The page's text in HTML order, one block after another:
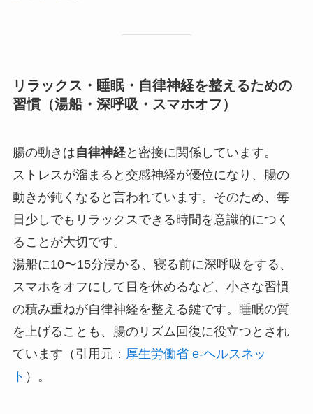
リラックス・睡眠・自律神経を整えるための
習慣（湯船・深呼吸・スマホオフ）
腸の動きは自律神経と密接に関係しています。
ストレスが溜まると交感神経が優位になり、腸の
動きが鈍くなると言われています。そのため、毎
日少しでもリラックスできる時間を意識的につく
ることが大切です。
湯船に10〜15分浸かる、寝る前に深呼吸をする、
スマホをオフにして目を休めるなど、小さな習慣
の積み重ねが自律神経を整える鍵です。睡眠の質
を上げることも、腸のリズム回復に役立つとされ
ています（引用元： 厚生労働省 e-ヘルスネッ
ト ）。